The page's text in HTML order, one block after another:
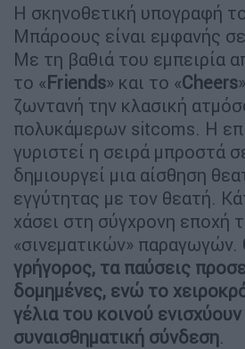
Η σκηνοθετική υπογραφή
Μπάροους είναι εμφανής
Με τη βαθιά του εμπειρία
το «Friends» και το «Cheers
ζωντανή την κλασική
πολυκάμερων sitcoms. Η
γυριστεί η σειρά μπροστά
δημιουργεί μια αίσθηση
εγγύτητας με τον θεατή.
χάσει στη σύγχρονη εποχή
«σινεματικών» παραγωγών.
γρήγορος, τα παύσεις
δομημένες, ενώ το
γέλια του κοινού
συναισθηματική σύνδεση.